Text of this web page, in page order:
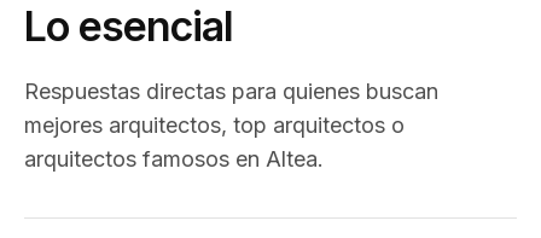
Lo esencial
Respuestas directas para quienes buscan
mejores arquitectos, top arquitectos o
arquitectos famosos en Altea.